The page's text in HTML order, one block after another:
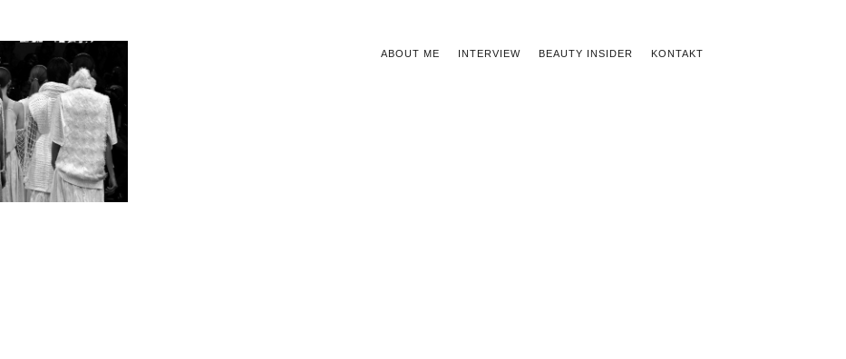
ABOUT ME INTERVIEW BEAUTY INSIDER KONTAKT